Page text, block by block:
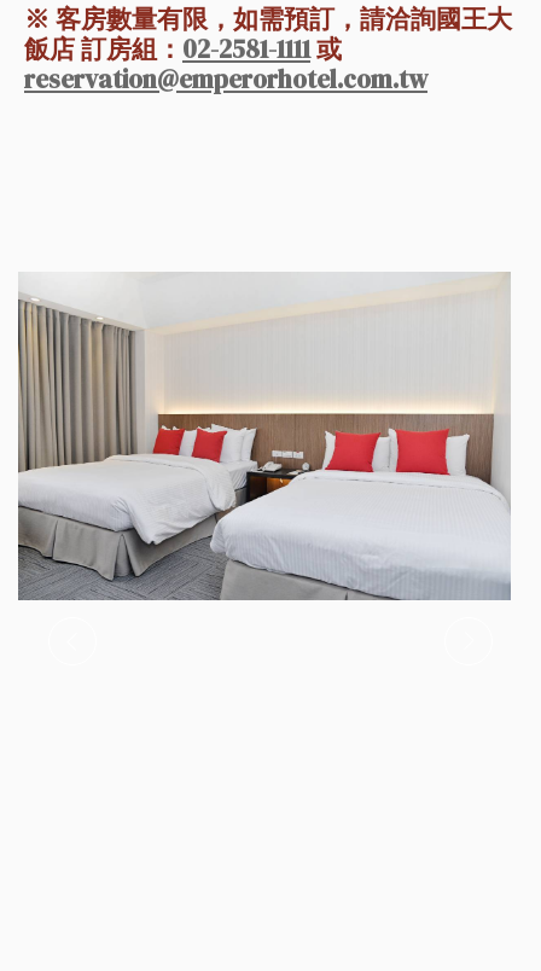
※ 客房數量有限，如需預訂，請洽詢國王大
飯店 訂房組： 02-2581-1111或
reservation@emperorhotel.com.tw